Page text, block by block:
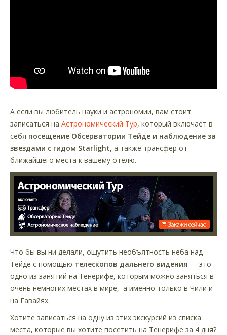
А если вы любитель науки и астрономии, вам стоит
записаться на Астрономический Тур, который включает в
себя посещение Обсерватории Тейде и наблюдение за
звездами с гидом Starlight, а также трансфер от
ближайшего места к вашему отелю.
Что бы вы ни делали, ощутить необъятность неба над
Тейде с помощью телескопов дальнего видения — это
одно из занятий на Тенерифе, которым можно заняться в
очень немногих местах в мире, а именно только в Чили и
на Гавайях.
Хотите записаться на одну из этих экскурсий из списка
места, которые вы хотите посетить на Тенерифе за 4 дня?